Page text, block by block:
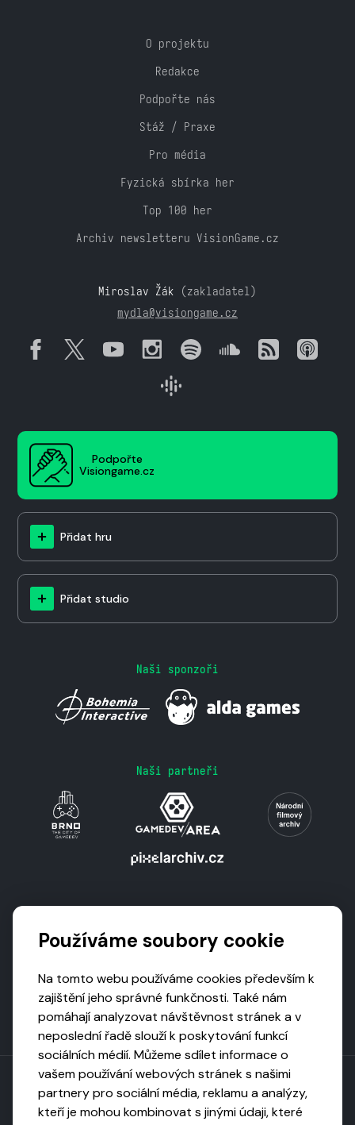
O projektu
Redakce
Podpořte nás
Stáž / Praxe
Pro média
Fyzická sbírka her
Top 100 her
Archiv newsletteru VisionGame.cz
Miroslav Žák (zakladatel)
mydla@visiongame.cz
Podpořte
Visiongame.cz
Přidat hru
Přidat studio
Naši sponzoři
Naši partneři
Používáme soubory cookie
Na tomto webu používáme cookies především k
zajištění jeho správné funkčnosti. Také nám
pomáhají analyzovat návštěvnost stránek a v
neposlední řadě slouží k poskytování funkcí
sociálních médií. Můžeme sdílet informace o
vašem používání webových stránek s našimi
partnery pro sociální média, reklamu a analýzy,
kteří je mohou kombinovat s jinými údaji, které